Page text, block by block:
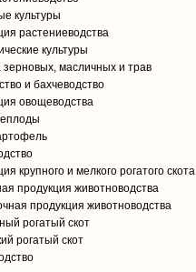
культуры
растениеводства
культуры
масличных и трав
и бахчеводство
овощеводства
крупного и мелкого рогатого скота
продукция животноводства
продукция животноводства
рогатый скот
рогатый скот